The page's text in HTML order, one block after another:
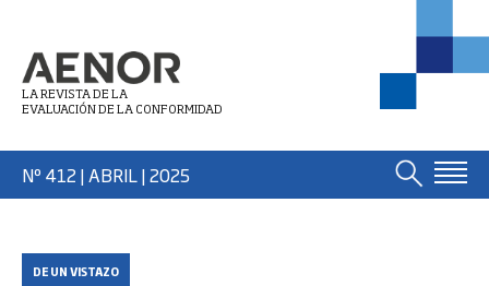
LA REVISTA DE LA
EVALUACIÓN DE LA CONFORMIDAD
Nº 412 | ABRIL| 2025
DE UN VISTAZO